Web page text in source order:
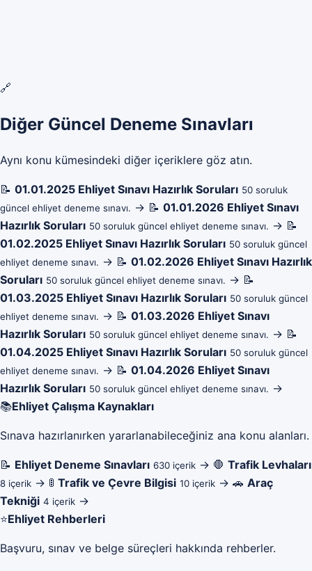
🔗
Diğer Güncel Deneme Sınavları
Aynı konu kümesindeki diğer içeriklere göz atın.
📝 01.01.2025 Ehliyet Sınavı Hazırlık Soruları 50 soruluk
güncel ehliyet deneme sınavı. → 📝 01.01.2026 Ehliyet Sınavı
Hazırlık Soruları 50 soruluk güncel ehliyet deneme sınavı. → 📝
01.02.2025 Ehliyet Sınavı Hazırlık Soruları 50 soruluk güncel
ehliyet deneme sınavı. → 📝 01.02.2026 Ehliyet Sınavı Hazırlık
Soruları 50 soruluk güncel ehliyet deneme sınavı. → 📝
01.03.2025 Ehliyet Sınavı Hazırlık Soruları 50 soruluk güncel
ehliyet deneme sınavı. → 📝 01.03.2026 Ehliyet Sınavı
Hazırlık Soruları 50 soruluk güncel ehliyet deneme sınavı. → 📝
01.04.2025 Ehliyet Sınavı Hazırlık Soruları 50 soruluk güncel
ehliyet deneme sınavı. → 📝 01.04.2026 Ehliyet Sınavı
Hazırlık Soruları 50 soruluk güncel ehliyet deneme sınavı. →
📚Ehliyet Çalışma Kaynakları
Sınava hazırlanırken yararlanabileceğiniz ana konu alanları.
📝 Ehliyet Deneme Sınavları 630 içerik → 🛑 Trafik Levhaları
8 içerik → 🚦 Trafik ve Çevre Bilgisi 10 içerik → 🚗 Araç
Tekniği 4 içerik →
⭐Ehliyet Rehberleri
Başvuru, sınav ve belge süreçleri hakkında rehberler.